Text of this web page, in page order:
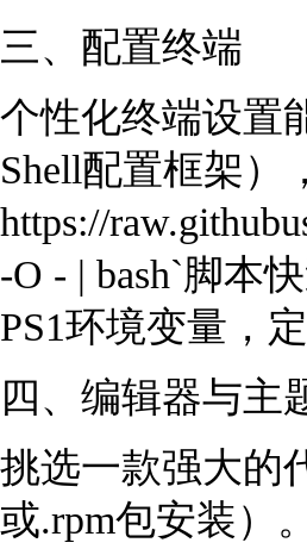
三、配置终端
个性化终端设置
Shell配置框架）
https://
-O - | bash`脚本
PS1环境变量，
四、编辑器与主
挑选一款强大的
或.rpm包安装）